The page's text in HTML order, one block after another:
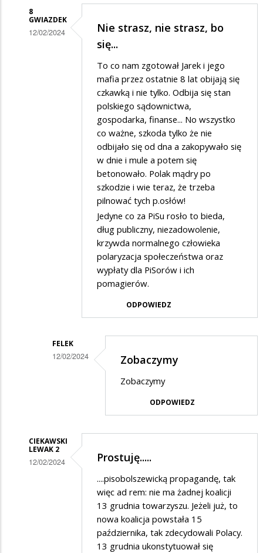
8
GWIAZDEK
12/02/2024
Nie strasz, nie strasz, bo
się...
To co nam zgotował Jarek i jego
mafia przez ostatnie 8 lat obijają się
czkawką i nie tylko. Odbija się stan
polskiego sądownictwa,
gospodarka, finanse... No wszystko
co ważne, szkoda tylko że nie
odbijało się od dna a zakopywało się
w dnie i mule a potem się
betonowało. Polak mądry po
szkodzie i wie teraz, że trzeba
pilnować tych p.osłów!
Jedyne co za PiSu rosło to bieda,
dług publiczny, niezadowolenie,
krzywda normalnego człowieka
polaryzacja społeczeństwa oraz
wypłaty dla PiSorów i ich
pomagierów.
ODPOWIEDZ
FELEK
12/02/2024
w
odpowiedzi
Zobaczymy
Zobaczymy
ODPOWIEDZ
CIEKAWSKI
LEWAK 2
12/02/2024 Prostuję.....
....pisobolszewicką propagandę, tak
więc ad rem: nie ma żadnej koalicji
13 grudnia towarzyszu. Jeżeli już, to
nowa koalicja powstała 15
października, tak zdecydowali Polacy.
13 grudnia ukonstytuował się